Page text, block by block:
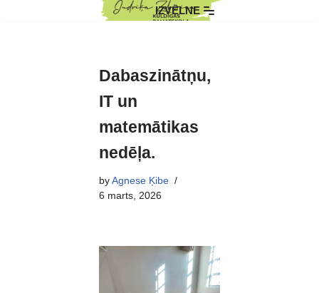
IZVĒLNE
Dabaszinātņu,
IT un
matemātikas
nedēļa.
by Agnese Ķibe
6 marts, 2026